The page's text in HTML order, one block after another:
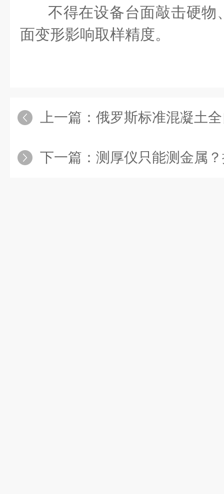
不得在设备台面敲击硬物
面变形影响取样精度。
上一篇： 俄罗斯标准混凝土全自动冻
下一篇： 测厚仪只能测金属？揭秘